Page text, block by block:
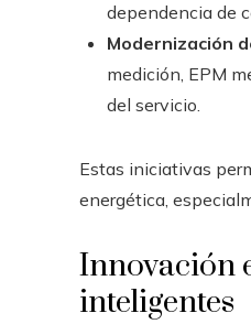
dependencia de
Modernización
medición, EPM
del servicio.
Estas iniciativas
energética,
Innovación
inteligentes